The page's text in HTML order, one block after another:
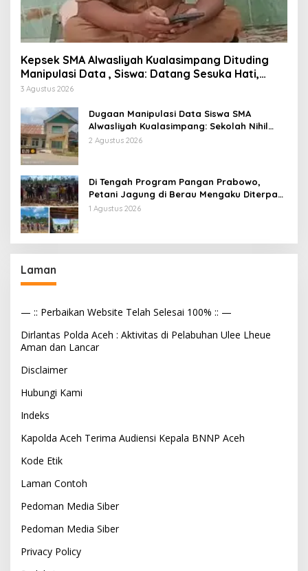
Kepsek SMA Alwasliyah Kualasimpang Dituding
Manipulasi Data , Siswa: Datang Sesuka Hati,
Dana MBG Disalurkan ke Guru & Pesantren
3 Agustus 2026
Dugaan Manipulasi Data Siswa SMA
Alwasliyah Kualasimpang: Sekolah Nihil
Murid Tapi Terima Dana BOS & Paket
2 Agustus 2026
Di Tengah Program Pangan Prabowo,
Petani Jagung di Berau Mengaku Diterpa
Tekanan Aparat
1 Agustus 2026
Laman
— :: Perbaikan Website Telah Selesai 100% :: —
Dirlantas Polda Aceh : Aktivitas di Pelabuhan Ulee Lheue
Aman dan Lancar
Disclaimer
Hubungi Kami
Indeks
Kapolda Aceh Terima Audiensi Kepala BNNP Aceh
Kode Etik
Laman Contoh
Pedoman Media Siber
Pedoman Media Siber
Privacy Policy